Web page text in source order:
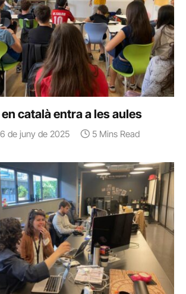
en català entra a les aules
de juny de 2025 5 Mins Read